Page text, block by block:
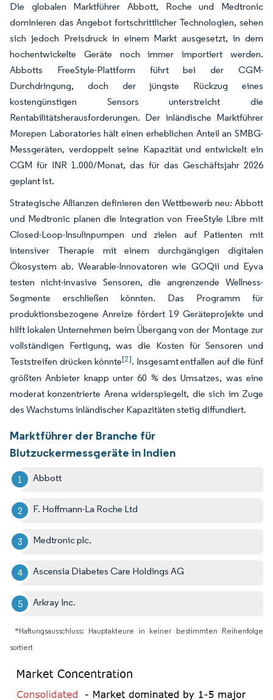
Die globalen Marktführer Abbott, Roche und Medtronic
dominieren das Angebot fortschrittlicher Technologien, sehen
sich jedoch Preisdruck in einem Markt ausgesetzt, in dem
hochentwickelte Geräte noch immer importiert werden.
Abbotts FreeStyle-Plattform führt bei der CGM-
Durchdringung, doch der jüngste Rückzug eines
kostengünstigen Sensors unterstreicht die
Rentabilitätsherausforderungen. Der inländische Marktführer
Morepen Laboratories hält einen erheblichen Anteil an SMBG-
Messgeräten, verdoppelt seine Kapazität und entwickelt ein
CGM für INR 1.000/Monat, das für das Geschäftsjahr 2026
geplant ist.
Strategische Allianzen definieren den Wettbewerb neu: Abbott
und Medtronic planen die Integration von FreeStyle Libre mit
Closed-Loop-Insulinpumpen und zielen auf Patienten mit
intensiver Therapie mit einem durchgängigen digitalen
Ökosystem ab. Wearable-Innovatoren wie GOQii und Eyva
testen nicht-invasive Sensoren, die angrenzende Wellness-
Segmente erschließen könnten. Das Programm für
produktionsbezogene Anreize fördert 19 Geräteprojekte und
hilft lokalen Unternehmen beim Übergang von der Montage zur
vollständigen Fertigung, was die Kosten für Sensoren und
Teststreifen drücken könnte[2]. Insgesamt entfallen auf die fünf
größten Anbieter knapp unter 60 % des Umsatzes, was eine
moderat konzentrierte Arena widerspiegelt, die sich im Zuge
des Wachstums inländischer Kapazitäten stetig diffundiert.
Marktführer der Branche für
Blutzuckermessgeräte in Indien
Abbott
F. Hoffmann-La Roche Ltd
Medtronic plc.
Ascensia Diabetes Care Holdings AG
Arkray Inc.
*Haftungsausschluss: Hauptakteure in keiner bestimmten Reihenfolge
sortiert